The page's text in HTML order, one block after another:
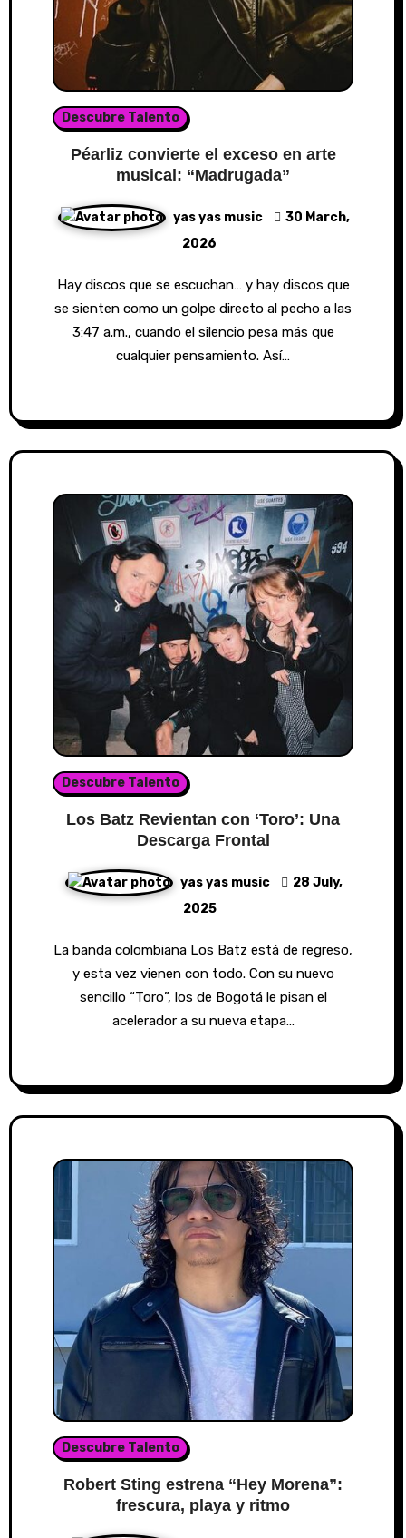
Descubre Talento
Péarliz convierte el exceso en arte
musical: “Madrugada”
yas yas music
30 March,
2026
Hay discos que se escuchan… y hay discos que
se sienten como un golpe directo al pecho a las
3:47 a.m., cuando el silencio pesa más que
cualquier pensamiento. Así…
Descubre Talento
Los Batz Revientan con ‘Toro’: Una
Descarga Frontal
yas yas music
28 July,
2025
La banda colombiana Los Batz está de regreso,
y esta vez vienen con todo. Con su nuevo
sencillo “Toro”, los de Bogotá le pisan el
acelerador a su nueva etapa…
Descubre Talento
Robert Sting estrena “Hey Morena”:
frescura, playa y ritmo